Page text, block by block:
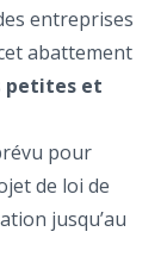
entreprises
abattement
petites et
pour
de loi de
jusqu’au